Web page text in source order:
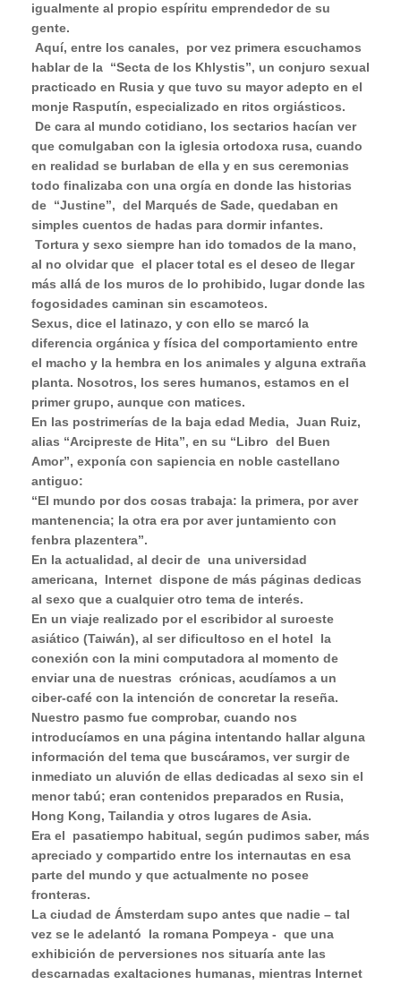
igualmente al propio espíritu emprendedor de su
gente.
Aquí, entre los canales,
por vez primera escuchamos
hablar de la “Secta de los Khlystis”, un conjuro sexual
practicado en Rusia y que tuvo su mayor adepto en el
monje Rasputín, especializado en ritos orgiásticos.
De cara al mundo cotidiano, los sectarios hacían ver
que comulgaban con la iglesia ortodoxa rusa, cuando
en realidad se burlaban de ella y en sus ceremonias
todo finalizaba con una orgía en donde las historias
de “Justine”, del Marqués de Sade, quedaban en
simples cuentos de hadas para dormir infantes.
Tortura y sexo siempre han ido tomados de la mano,
al no olvidar que el placer total es el deseo de llegar
más allá de los muros de lo prohibido, lugar donde las
fogosidades caminan sin escamoteos.
Sexus, dice el latinazo, y con ello se marcó la
diferencia orgánica y física del comportamiento entre
el macho y la hembra en los animales y alguna extraña
planta. Nosotros, los seres humanos, estamos en el
primer grupo, aunque con matices.
En las postrimerías de la baja edad Media, Juan Ruiz,
alias “Arcipreste de Hita”, en su “Libro del Buen
Amor”, exponía con sapiencia en noble castellano
antiguo:
“El mundo por dos cosas trabaja: la primera, por aver
mantenencia; la otra era por aver juntamiento con
fenbra plazentera”.
En la actualidad, al decir de una universidad
americana,
Internet dispone de más páginas dedicas
al sexo que a cualquier otro tema de interés.
En un viaje realizado por el escribidor al suroeste
asiático (Taiwán), al ser dificultoso en el hotel
la
conexión con la mini computadora al momento de
enviar una de nuestras crónicas, acudíamos a un
ciber-café con la intención de concretar la reseña.
Nuestro pasmo fue comprobar, cuando nos
introducíamos en una página intentando hallar alguna
información del tema que buscáramos, ver surgir de
inmediato un aluvión de ellas dedicadas al sexo sin el
menor tabú; eran contenidos preparados en Rusia,
Hong Kong, Tailandia y otros lugares de Asia.
Era el
pasatiempo habitual, según pudimos saber, más
apreciado y compartido entre los internautas en esa
parte del mundo y que actualmente no posee
fronteras.
La ciudad de Ámsterdam supo antes que nadie – tal
vez se le adelantó
la romana Pompeya - que una
exhibición de perversiones nos situaría ante las
descarnadas exaltaciones humanas, mientras Internet